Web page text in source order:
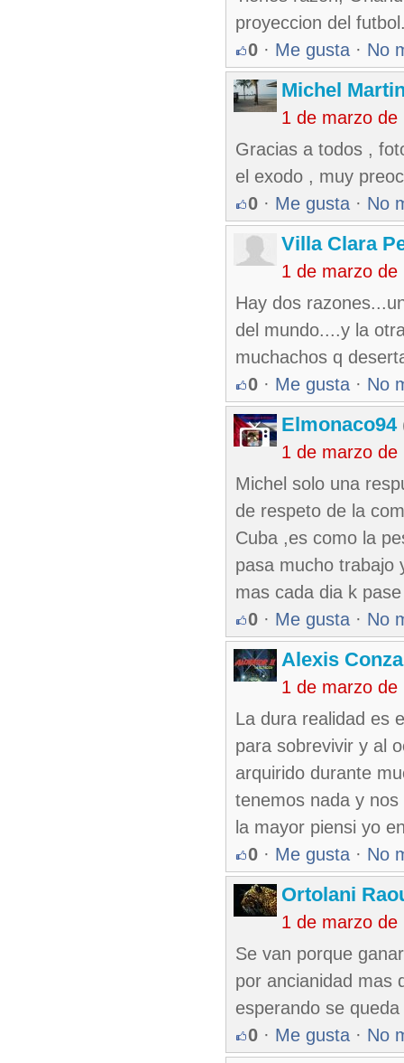
proyeccion del
0 · Me gusta · No
Michel
1 de marzo de
Gracias a todos ,
el exodo , muy
0 · Me gusta · No
Villa Clara
1 de marzo de
Hay dos
del mundo....y la
muchachos q
0 · Me gusta · No
Elmonaco94
1 de marzo de
Michel solo una
de respeto de la
Cuba ,es como la
pasa mucho trabajo
mas cada dia k
0 · Me gusta · No
Alexis
1 de marzo de
La dura realidad es
para sobrevivir y al
arquirido durante
tenemos nada y
la mayor piensi yo
0 · Me gusta · No
Ortolani
1 de marzo de
Se van porque
por ancianidad mas
esperando se
0 · Me gusta · No